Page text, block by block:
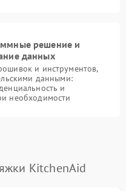
решение и
данных
и инструментов,
данными:
и
необходимости
KitchenAid